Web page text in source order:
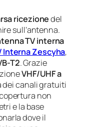
ricezionedel
sull’antenna.
TV interna
Interna Zescyha,
T2. Grazie
VHF/UHF a
dei canali gratuiti
non
e la base
dove il